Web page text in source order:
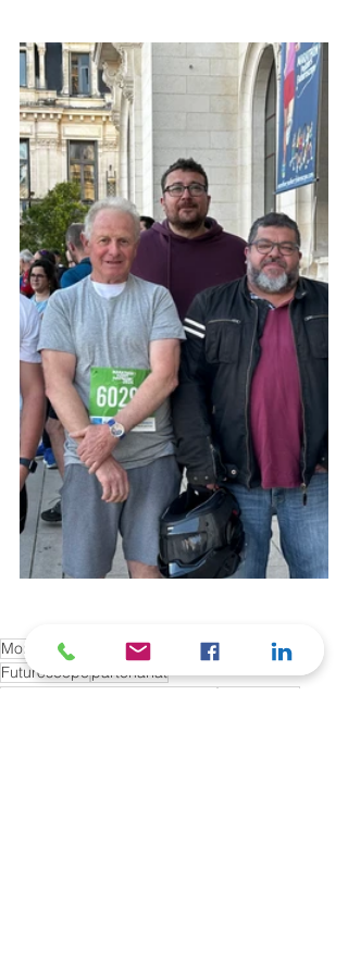
Moreau Lathus Btpinnovationcollaborateurs
Futuroscopepartenariat